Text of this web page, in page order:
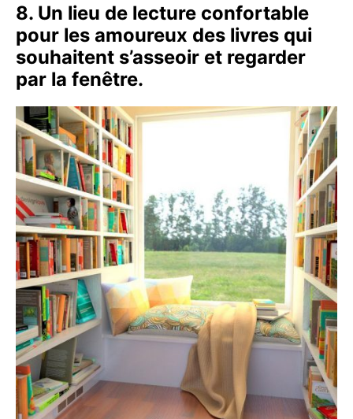
8. Un lieu de lecture confortable
pour les amoureux des livres qui
souhaitent s’asseoir et regarder
par la fenêtre.